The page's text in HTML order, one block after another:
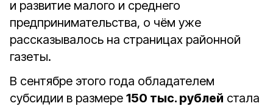
и развитие малого и среднего
предпринимательства, о чём уже
рассказывалось на страницах районной
газеты.
В сентябре этого года обладателем
субсидии в размере 150 тыс. рублей стала